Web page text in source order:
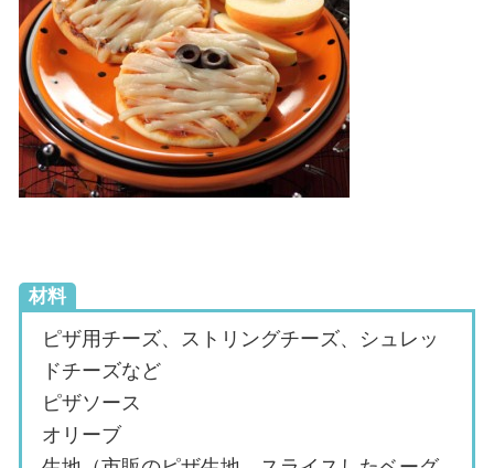
材料
ピザ用チーズ、ストリングチーズ、シュレッ
ドチーズなど
ピザソース
オリーブ